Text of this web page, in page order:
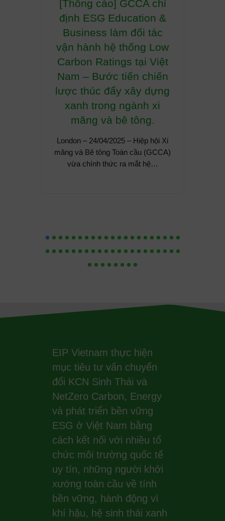
[Thông cáo] GCCA chỉ
định ESG Education &
Business làm đối tác
vận hành hệ thống Low
Carbon Ratings tại Việt
Nam – Bước tiến chiến
lược thúc đẩy xây dựng
xanh trong ngành xi
măng và bê tông.
London – 24/04/2025 – Hiệp hội Xi
măng và Bê tông Toàn cầu (GCCA)
vừa chính thức ra mắt hệ…
EIP Vietnam thực hiện
mục tiêu tư vấn chuyển
đổi KCN Sinh Thái và
NetZero Carbon, Energy
và phát triển bền vững
ESG ở Việt Nam bằng
cách kết nối với nhiều tổ
chức môi trường quốc tế
uy tín, những người khởi
xướng toàn cầu về tính
bền vững, hành động vì
khí hậu, hệ sinh thái xanh